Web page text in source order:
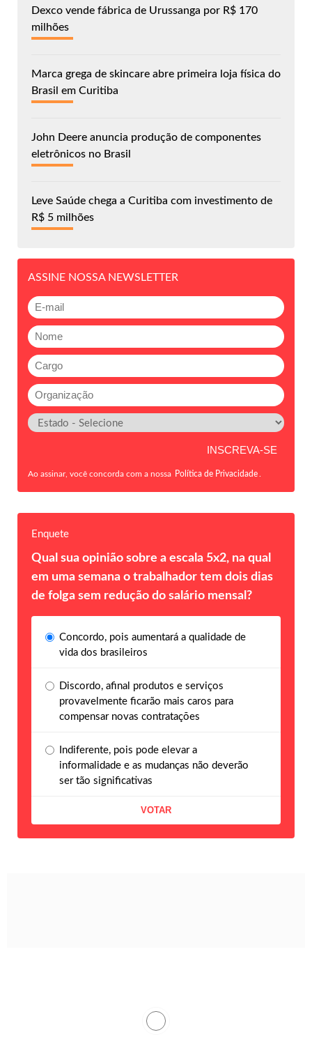
Dexco vende fábrica de Urussanga por R$ 170
milhões
Marca grega de skincare abre primeira loja física do
Brasil em Curitiba
John Deere anuncia produção de componentes
eletrônicos no Brasil
Leve Saúde chega a Curitiba com investimento de
R$ 5 milhões
ASSINE NOSSA NEWSLETTER
Ao assinar, você concorda com a nossa Política de Privacidade
Enquete
Qual sua opinião sobre a escala 5x2, na qual
em uma semana o trabalhador tem dois dias
de folga sem redução do salário mensal?
Concordo, pois aumentará a qualidade de
vida dos brasileiros
Discordo, afinal produtos e serviços
provavelmente ficarão mais caros para
compensar novas contratações
Indiferente, pois pode elevar a
informalidade e as mudanças não deverão
ser tão significativas